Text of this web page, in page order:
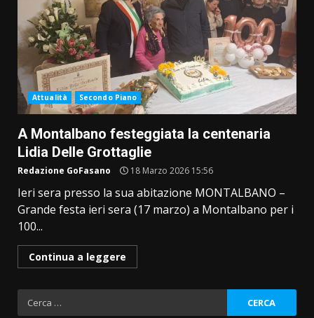
Attualità Secondo Piano
A Montalbano festeggiata la centenaria
Lidia Delle Grottaglie
Redazione GoFasano 18 Marzo 2026 15:56
Ieri sera presso la sua abitazione MONTALBANO –
Grande festa ieri sera (17 marzo) a Montalbano per i
100...
Continua a leggere
Ricerca
per: